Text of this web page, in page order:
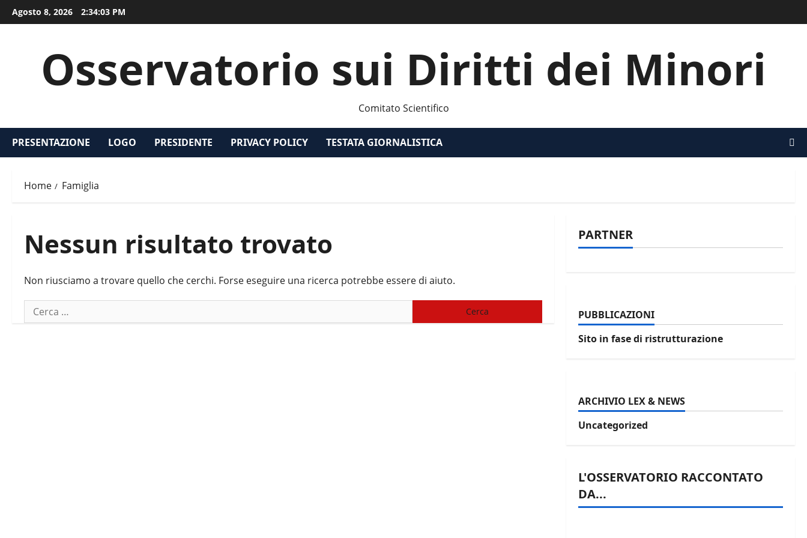
al
Agosto 8, 2026 2:34:03 PM
Osservatorio sui Diritti dei Minori
Comitato Scientifico
PRESENTAZIONE LOGO PRESIDENTE PRIVACY POLICY TESTATA GIORNALISTICA
Home Famiglia
Nessun risultato trovato
Non riusciamo a trovare quello che cerchi. Forse eseguire una ricerca potrebbe essere di aiuto.
Ricerca
per:
PARTNER
PUBBLICAZIONI
Sito in fase di ristrutturazione
ARCHIVIO LEX & NEWS
Uncategorized
L'OSSERVATORIO RACCONTATO
DA...